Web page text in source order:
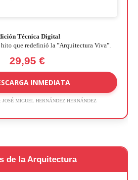
Técnica Digital
que redefinió la "Arquitectura Viva".
29,95 €
INMEDIATA
JOSÉ MIGUEL HERNÁNDEZ HERNÁNDEZ
de la Arquitectura